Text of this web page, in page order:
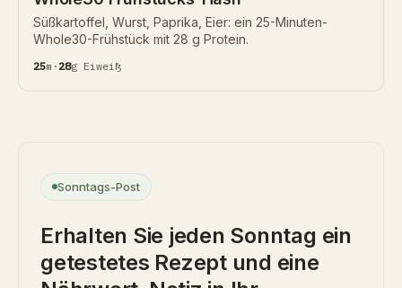
Süßkartoffel, Wurst, Paprika, Eier: ein 25-Minuten-
Whole30-Frühstück mit 28 g Protein.
25m · 28g Eiweiß
Sonntags-Post
Erhalten Sie jeden Sonntag ein
getestetes Rezept und eine